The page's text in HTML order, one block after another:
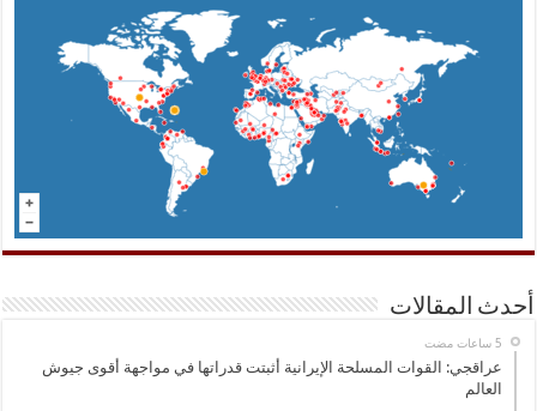
أحدث المقالات
عراقجي: القوات المسلحة الإيرانية أثبتت قدراتها في مواجهة أقوى جيوش
العالم